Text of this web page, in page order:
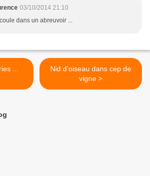
03/10/2014 21:10
dans un abreuvoir ...
...
Nid d'oiseau dans cep de
vigne >